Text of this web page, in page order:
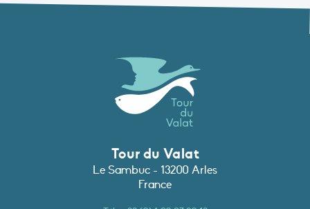
Tour du Valat
Le Sambuc - 13200 Arles
France